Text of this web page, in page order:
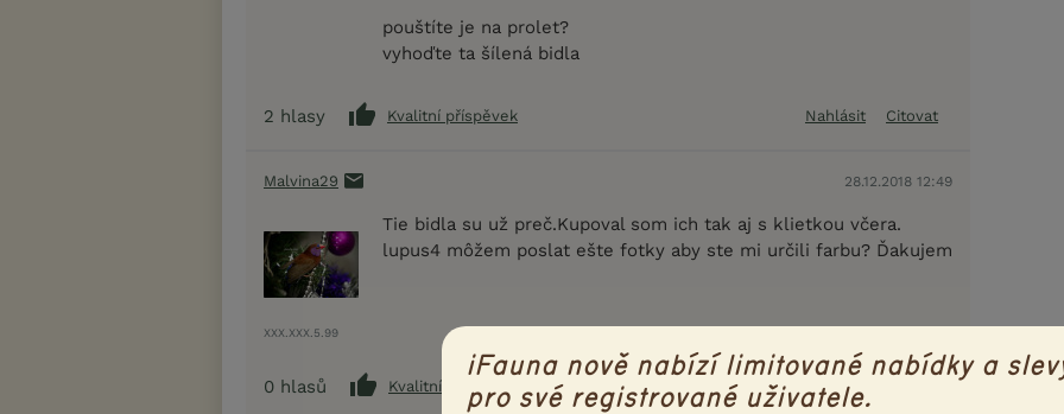
pouštíte je na prolet?
vyhoďte ta šílená bidla
2 hlasy Kvalitní příspěvek Nahlásit Citovat
Malvina29 28.12.2018 12:49
XXX.XXX.5.99
Tie bidla su už preč.Kupoval som ich tak aj s klietkou včera.
lupus4 môžem poslat ešte fotky aby ste mi určili farbu? Ďakujem
0 hlasů Kvalitní příspěvek Nahlásit
iFauna nově nabízí limitované nabídky a
pro své registrované uživatele.